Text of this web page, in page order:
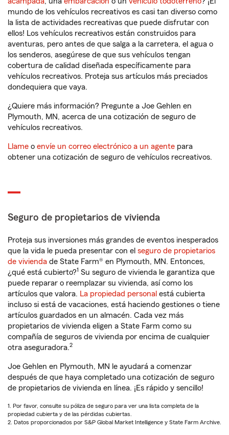
mundo de los vehículos recreativos es casi tan diverso como
la lista de actividades recreativas que puede disfrutar con
ellos! Los vehículos recreativos están construidos para
aventuras, pero antes de que salga a la carretera, el agua o
los senderos, asegúrese de que sus vehículos tengan
cobertura de calidad diseñada específicamente para
vehículos recreativos. Proteja sus artículos más preciados
dondequiera que vaya.
¿Quiere más información? Pregunte a Joe Gehlen en
Plymouth, MN, acerca de una cotización de seguro de
vehículos recreativos.
Llame o envíe un correo electrónico a un agente para
obtener una cotización de seguro de vehículos recreativos.
Seguro de propietarios de vivienda
Proteja sus inversiones más grandes de eventos inesperados
que la vida le pueda presentar con el seguro de propietarios
de vivienda de State Farm® en Plymouth, MN. Entonces,
¿qué está cubierto?1 Su seguro de vivienda le garantiza que
puede reparar o reemplazar su vivienda, así como los
artículos que valora. La propiedad personal está cubierta
incluso si está de vacaciones, está haciendo gestiones o tiene
artículos guardados en un almacén. Cada vez más
propietarios de vivienda eligen a State Farm como su
compañía de seguros de vivienda por encima de cualquier
otra aseguradora.2
Joe Gehlen en Plymouth, MN le ayudará a comenzar
después de que haya completado una cotización de seguro
de propietarios de vivienda en línea. ¡Es rápido y sencillo!
1. Por favor, consulte su póliza de seguro para ver una lista completa de la
propiedad cubierta y de las pérdidas cubiertas.
2. Datos proporcionados por S&P Global Market Intelligence y State Farm Archive.